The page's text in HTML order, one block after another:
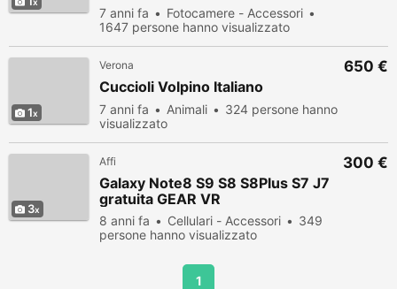
7 anni fa
Fotocamere - Accessori
1647 persone hanno visualizzato
1
Verona
Cuccioli Volpino Italiano
7 anni fa Animali
324 persone hanno
visualizzato
650 €
3
Affi
Galaxy Note8 S9 S8 S8Plus S7 J7
gratuita GEAR VR
8 anni fa Cellulari - Accessori
349
persone hanno visualizzato
300 €
1